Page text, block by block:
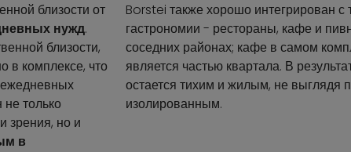
близости от
нужд.
близости,
в комплексе, что
ежедневных
только
зрения, но и
в
Borstei также хорошо интегрирован с
гастрономии - рестораны, кафе и
соседних районах; кафе в самом
является частью квартала. В
остается тихим и жилым, не выглядя
изолированным.